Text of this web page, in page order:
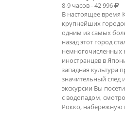
8-9 часов - 42 996
В настоящее время
крупнейших
одним из самых
назад этот город
немногочисленных
иностранцев в
западная культура
значительный след
экскурсии Вы
с водопадом,
Рокко, набережную